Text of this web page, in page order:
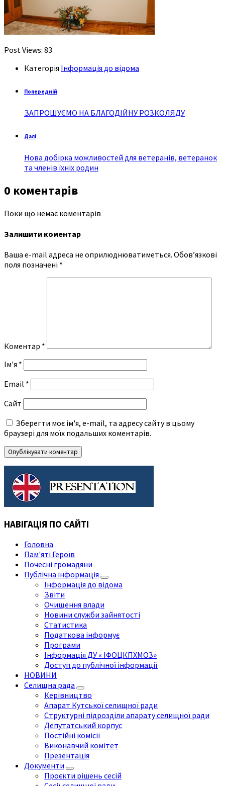
Post Views: 83
Категорія Інформація до відома
Попередній
ЗАПРОШУЄМО НА БЛАГОДІЙНУ РОЗКОЛЯДУ
Далі
Нова добірка можливостей для ветеранів, ветеранок
та членів їхніх родин
0 коментарів
Поки що немає коментарів
Залишити коментар
Ваша e-mail адреса не оприлюднюватиметься. Обов’язкові
поля позначені *
Коментар *
Ім'я *
Email *
Сайт
Зберегти моє ім'я, e-mail, та адресу сайту в цьому
браузері для моїх подальших коментарів.
НАВІГАЦІЯ ПО САЙТІ
Головна
Пам'яті Героїв
Почесні громадяни
Публічна інформація
Інформація до відома
Звіти
Очищення влади
Новини служби зайнятості
Статистика
Податкова інформує
Програми
Інформація ДУ « ІФОЦКПХМОЗ»
Доступ до публічної інформації
НОВИНИ
Селищна рада
Керівництво
Апарат Кутської селищної ради
Структурні підрозділи апарату селищної ради
Депутатський корпус
Постійні комісії
Виконавчий комітет
Презентація
Документи
Проєкти рішень сесій